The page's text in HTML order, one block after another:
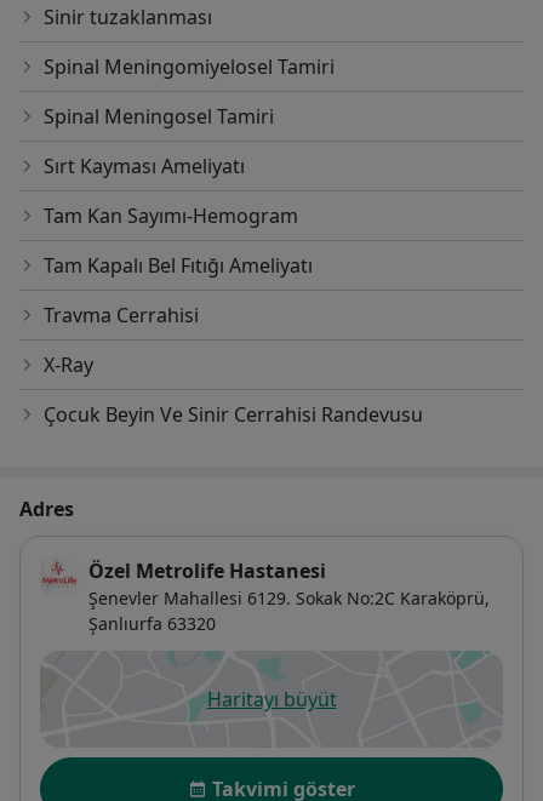
Sinir tuzaklanması
Spinal Meningomiyelosel Tamiri
Spinal Meningosel Tamiri
Sırt Kayması Ameliyatı
Tam Kan Sayımı-Hemogram
Tam Kapalı Bel Fıtığı Ameliyatı
Travma Cerrahisi
X-Ray
Çocuk Beyin Ve Sinir Cerrahisi Randevusu
Adres
Özel Metrolife Hastanesi
Şenevler Mahallesi 6129. Sokak No:2C Karaköprü,
Şanlıurfa 63320
Haritayı büyütyeni bir sekmede açılır
Uygunluk
Takvimi göster